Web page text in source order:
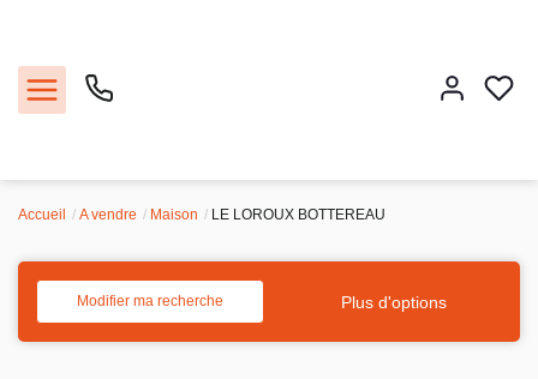
Louer
Accueil A vendre Maison LE LOROUX BOTTEREAU
Modifier ma recherche Plus d'options